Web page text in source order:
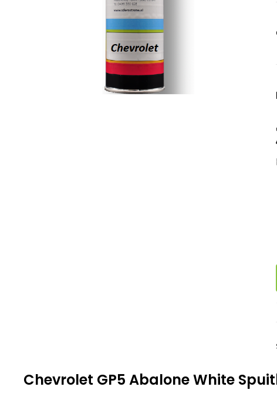
Chevrolet GP5 Abalone White